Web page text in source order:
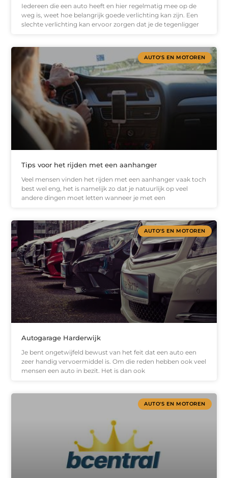
Iedereen die een auto heeft en hier regelmatig mee op de
weg is, weet hoe belangrijk goede verlichting kan zijn. Een
slechte verlichting kan ervoor zorgen dat je de tegenligger
AUTO'S EN MOTOREN
Tips voor het rijden met een aanhanger
Veel mensen vinden het rijden met een aanhanger vaak toch
best wel eng, het is namelijk zo dat je natuurlijk op veel
andere dingen moet letten wanneer je met een
AUTO'S EN MOTOREN
Autogarage Harderwijk
Je bent ongetwijfeld bewust van het feit dat een auto een
zeer handig vervoermiddel is. Om die reden hebben ook veel
mensen een auto in bezit. Het is dan ook
AUTO'S EN MOTOREN